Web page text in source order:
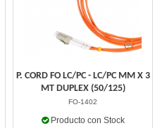
P. CORD FO LC/PC - LC/PC MM X 3
MT DUPLEX (50/125)
FO-1402
Producto con Stock